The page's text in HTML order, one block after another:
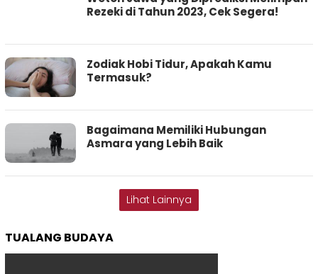
Rezeki di Tahun 2023, Cek Segera!
Zodiak Hobi Tidur, Apakah Kamu
Termasuk?
Bagaimana Memiliki Hubungan
Asmara yang Lebih Baik
Lihat Lainnya
TUALANG BUDAYA